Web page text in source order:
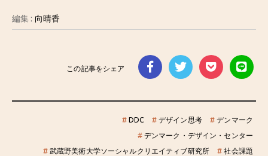
編集 : 向晴香
この記事をシェア
# DDC #デザイン思考 # デンマーク
#デンマーク・デザイン・センター
#武蔵野美術大学ソーシャルクリエイティブ研究所 # 社会課題